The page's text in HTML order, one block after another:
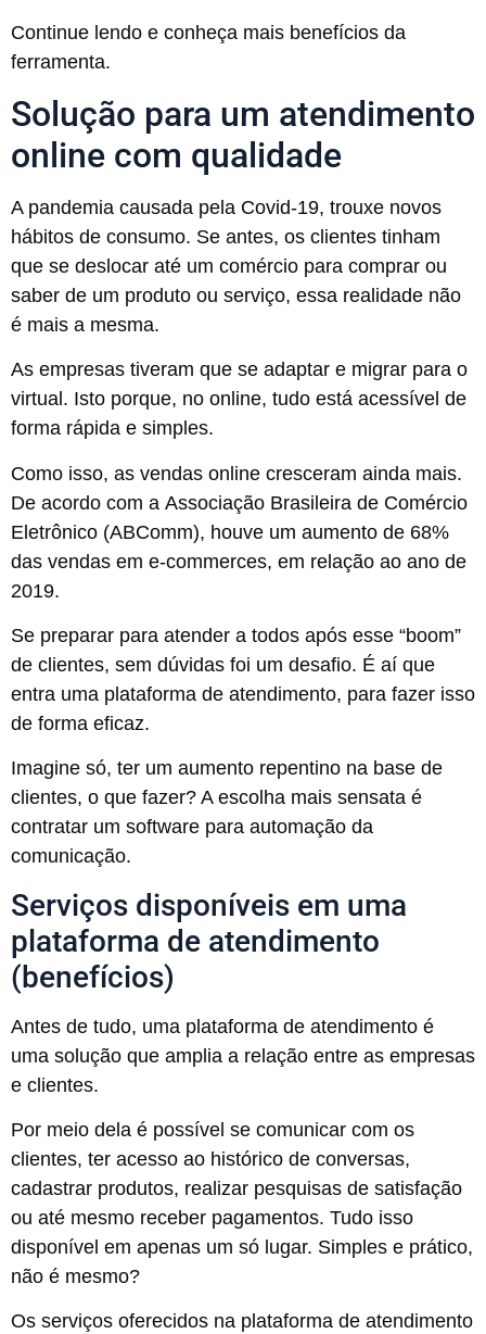
Continue lendo e conheça mais benefícios da
ferramenta.
Solução para um atendimento
online com qualidade
A pandemia causada pela Covid-19, trouxe novos
hábitos de consumo. Se antes, os clientes tinham
que se deslocar até um comércio para comprar ou
saber de um produto ou serviço, essa realidade não
é mais a mesma.
As empresas tiveram que se adaptar e migrar para o
virtual. Isto porque, no online, tudo está acessível de
forma rápida e simples.
Como isso, as vendas online cresceram ainda mais.
De acordo com a Associação Brasileira de Comércio
Eletrônico (ABComm), houve um aumento de 68%
das vendas em e-commerces, em relação ao ano de
2019.
Se preparar para atender a todos após esse “boom”
de clientes, sem dúvidas foi um desafio. É aí que
entra uma plataforma de atendimento, para fazer isso
de forma eficaz.
Imagine só, ter um aumento repentino na base de
clientes, o que fazer? A escolha mais sensata é
contratar um software para automação da
comunicação.
Serviços disponíveis em uma
plataforma de atendimento
(benefícios)
Antes de tudo, uma plataforma de atendimento é
uma solução que amplia a relação entre as empresas
e clientes.
Por meio dela é possível se comunicar com os
clientes, ter acesso ao histórico de conversas,
cadastrar produtos, realizar pesquisas de satisfação
ou até mesmo receber pagamentos. Tudo isso
disponível em apenas um só lugar. Simples e prático,
não é mesmo?
Os serviços oferecidos na plataforma de atendimento